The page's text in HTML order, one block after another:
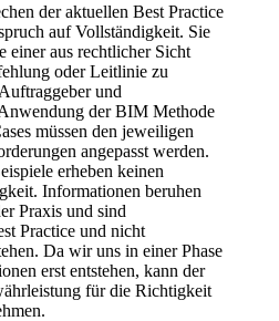
der aktuellen Best Practice
auf Vollständigkeit. Sie
einer aus rechtlicher Sicht
oder Leitlinie zu
und
der BIM Methode
müssen den jeweiligen
angepasst werden.
erheben keinen
Informationen beruhen
Praxis und sind
Practice und nicht
Da wir uns in einer Phase
erst entstehen, kann der
für die Richtigkeit